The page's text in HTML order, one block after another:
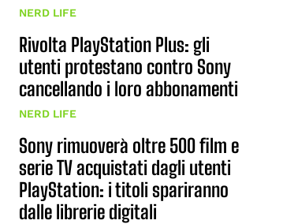
NERD LIFE
Rivolta PlayStation Plus: gli
utenti protestano contro Sony
cancellando i loro abbonamenti
NERD LIFE
Sony rimuoverà oltre 500 film e
serie TV acquistati dagli utenti
PlayStation: i titoli spariranno
dalle librerie digitali